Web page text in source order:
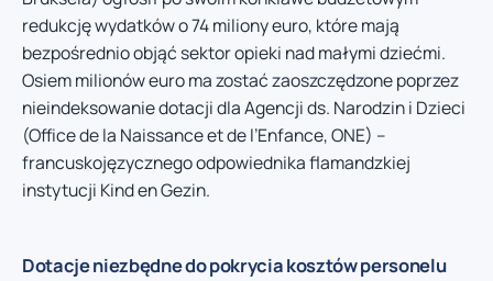
redukcję wydatków o 74 miliony euro, które mają
bezpośrednio objąć sektor opieki nad małymi dziećmi.
Osiem milionów euro ma zostać zaoszczędzone poprzez
nieindeksowanie dotacji dla Agencji ds. Narodzin i Dzieci
(Office de la Naissance et de l’Enfance, ONE) –
francuskojęzycznego odpowiednika flamandzkiej
instytucji Kind en Gezin.
Dotacje niezbędne do pokrycia kosztów personelu